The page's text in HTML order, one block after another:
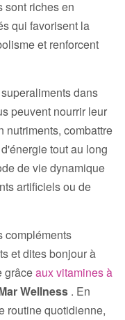
sont riches en
qui favorisent la
et renforcent
dans
peuvent nourrir leur
nutriments, combattre
tout au long
de vie dynamique
artificiels ou de
compléments
et dites bonjour à
grâceaux vitamines à
Wellness . En
routine quotidienne,